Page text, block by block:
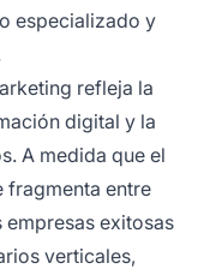
especializado y
refleja la
digital y la
A medida que el
fragmenta entre
exitosas
verticales,